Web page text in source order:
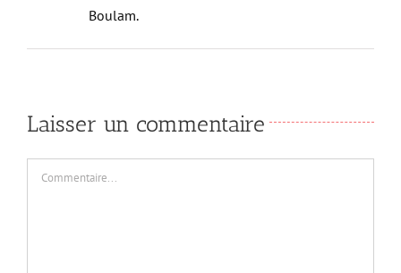
Salutation cordiale.
Laisser un commentaire
Commentaire